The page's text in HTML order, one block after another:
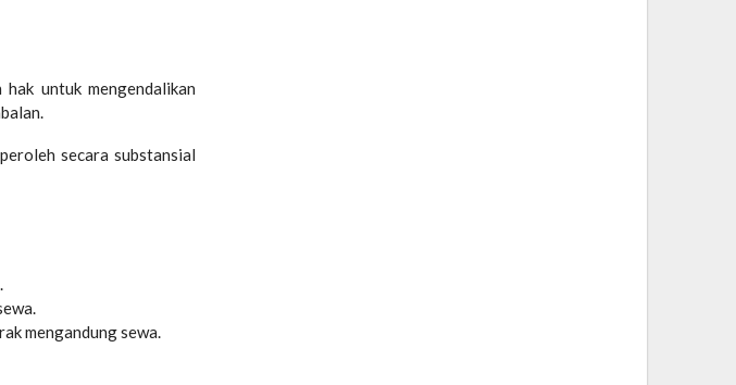
untuk mengendalikan
secara substansial
mengandung sewa.